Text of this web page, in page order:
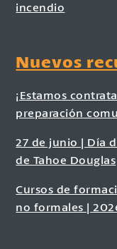
incendio
Nuevos
¡Estamos
preparación
27 de junio | Día
de Tahoe Douglas
Cursos de
no formales |